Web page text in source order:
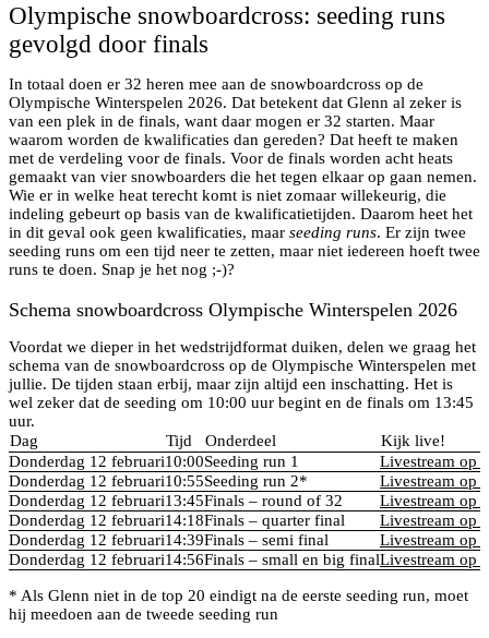
Olympische snowboardcross: seeding runs
gevolgd door finals
In totaal doen er 32 heren mee aan de snowboardcross op de
Olympische Winterspelen 2026. Dat betekent dat Glenn al zeker is
van een plek in de finals, want daar mogen er 32 starten. Maar
waarom worden de kwalificaties dan gereden? Dat heeft te maken
met de verdeling voor de finals. Voor de finals worden acht heats
gemaakt van vier snowboarders die het tegen elkaar op gaan nemen.
Wie er in welke heat terecht komt is niet zomaar willekeurig, die
indeling gebeurt op basis van de kwalificatietijden. Daarom heet het
in dit geval ook geen kwalificaties, maar seeding runs. Er zijn twee
seeding runs om een tijd neer te zetten, maar niet iedereen hoeft twee
runs te doen. Snap je het nog ;-)?
Schema snowboardcross Olympische Winterspelen 2026
Voordat we dieper in het wedstrijdformat duiken, delen we graag het
schema van de snowboardcross op de Olympische Winterspelen met
jullie. De tijden staan erbij, maar zijn altijd een inschatting. Het is
wel zeker dat de seeding om 10:00 uur begint en de finals om 13:45
uur.
Dag
Tijd Onderdeel
Kijk live!
Donderdag 12 februari10:00Seeding run 1
Livestream op
Donderdag 12 februari10:55Seeding run 2*
Livestream op
Donderdag 12 februari13:45Finals – round of 32
Livestream op
Donderdag 12 februari14:18Finals – quarter final
Livestream op
Donderdag 12 februari14:39Finals – semi final
Livestream op
Donderdag 12 februari14:56Finals – small en big finalLivestream op
* Als Glenn niet in de top 20 eindigt na de eerste seeding run, moet
hij meedoen aan de tweede seeding run